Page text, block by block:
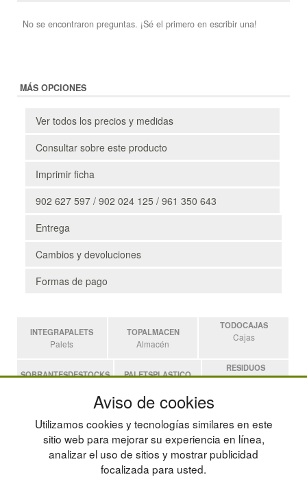
No se encontraron preguntas. ¡Sé el primero en escribir una!
MÁS OPCIONES
Ver todos los precios y medidas
Consultar sobre este producto
Imprimir ficha
902 627 597 / 902 024 125 / 961 350 643
Entrega
Cambios y devoluciones
Formas de pago
INTEGRAPALETS
Palets
TOPALMACEN
Almacén
TODOCAJAS
Cajas
SOBRANTESDESTOCKS PALETSPLASTICO
RESIDUOS
Residuos
Estanterias
POLÍTICA DE PRIVACIDAD
MAPA WEB
Aviso de cookies
Utilizamos cookies y tecnologías similares en este
sitio web para mejorar su experiencia en línea,
analizar el uso de sitios y mostrar publicidad
focalizada para usted.